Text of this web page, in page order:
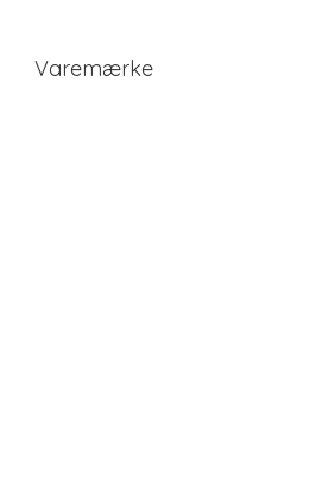
Varemærke